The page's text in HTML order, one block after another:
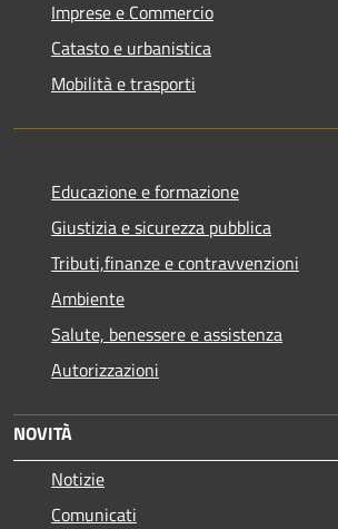
Imprese e Commercio
Catasto e urbanistica
Mobilità e trasporti
Educazione e formazione
Giustizia e sicurezza pubblica
Tributi,finanze e contravvenzioni
Ambiente
Salute, benessere e assistenza
Autorizzazioni
NOVITÀ
Notizie
Comunicati